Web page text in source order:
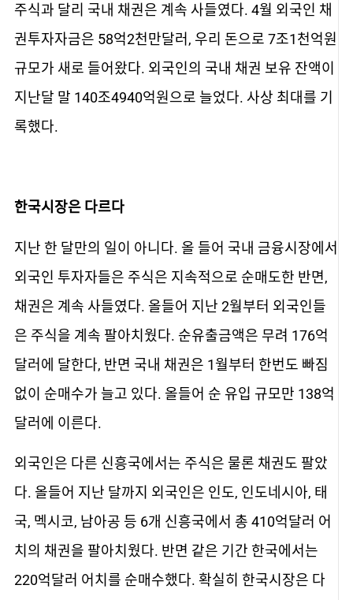
주식과 달리 국내 채권은 계속 사들였다. 4월 외국인 채
권투자자금은 58억2천만달러, 우리 돈으로 7조1천억원
규모가 새로 들어왔다. 외국인의 국내 채권 보유 잔액이
지난달 말 140조4940억원으로 늘었다. 사상 최대를 기
록했다.
한국시장은 다르다
지난 한 달만의 일이 아니다. 올 들어 국내 금융시장에서
외국인 투자자들은 주식은 지속적으로 순매도한 반면,
채권은 계속 사들였다. 올들어 지난 2월부터 외국인들
은 주식을 계속 팔아치웠다. 순유출금액은 무려 176억
달러에 달한다, 반면 국내 채권은 1월부터 한번도 빠짐
없이 순매수가 늘고 있다. 올들어 순 유입 규모만 138억
달러에 이른다.
외국인은 다른 신흥국에서는 주식은 물론 채권도 팔았
다. 올들어 지난 달까지 외국인은 인도, 인도네시아, 태
국, 멕시코, 남아공 등 6개 신흥국에서 총 410억달러 어
치의 채권을 팔아치웠다. 반면 같은 기간 한국에서는
220억달러 어치를 순매수했다. 확실히 한국시장은 다